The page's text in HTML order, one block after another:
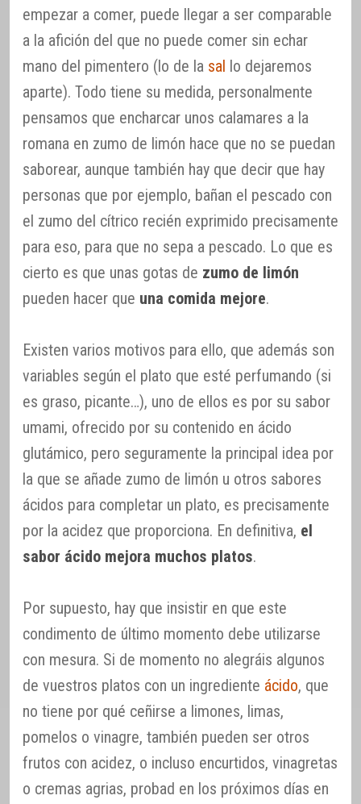
empezar a comer, puede llegar a ser comparable
a la afición del que no puede comer sin echar
mano del pimentero (lo de la sal lo dejaremos
aparte). Todo tiene su medida, personalmente
pensamos que encharcar unos calamares a la
romana en zumo de limón hace que no se puedan
saborear, aunque también hay que decir que hay
personas que por ejemplo, bañan el pescado con
el zumo del cítrico recién exprimido precisamente
para eso, para que no sepa a pescado. Lo que es
cierto es que unas gotas de zumo de limón
pueden hacer que una comida mejore.
Existen varios motivos para ello, que además son
variables según el plato que esté perfumando (si
es graso, picante…), uno de ellos es por su sabor
umami, ofrecido por su contenido en ácido
glutámico, pero seguramente la principal idea por
la que se añade zumo de limón u otros sabores
ácidos para completar un plato, es precisamente
por la acidez que proporciona. En definitiva, el
sabor ácido mejora muchos platos.
Por supuesto, hay que insistir en que este
condimento de último momento debe utilizarse
con mesura. Si de momento no alegráis algunos
de vuestros platos con un ingrediente ácido, que
no tiene por qué ceñirse a limones, limas,
pomelos o vinagre, también pueden ser otros
frutos con acidez, o incluso encurtidos, vinagretas
o cremas agrias, probad en los próximos días en